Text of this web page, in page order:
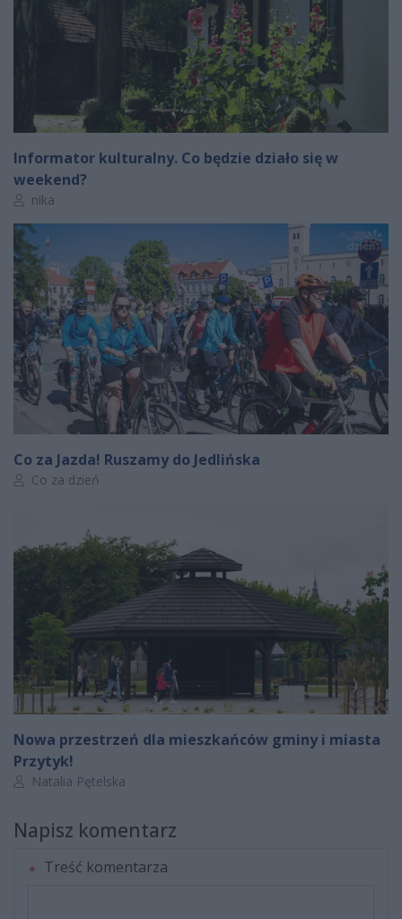
Informator kulturalny. Co będzie działo się w
weekend?
Autor artykułu:
nika
Co za Jazda! Ruszamy do Jedlińska
Autor artykułu:
Co za dzień
Nowa przestrzeń dla mieszkańców gminy i miasta
Przytyk!
Autor artykułu:
Natalia Pętelska
Napisz komentarz
Treść komentarza